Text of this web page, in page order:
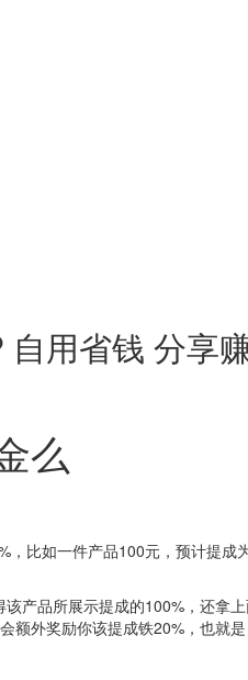
自用省钱 分享
么
比如一件产品100元，预计提成
产品所展示提成的100%，还拿
额外奖励你该提成铁20%，也就是